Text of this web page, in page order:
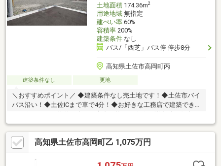
土地面積174.36m2
用途地域無指定
建ぺい率60%
容積率200%
建築条件なし
バス/「西芝」バス停 停歩8分
高知県土佐市高岡町丙
建築条件なし 更地
＼おすすめポイント／ ◆建築条件なし売土地です！◆土佐市バイ
パス沿い！◆土佐ICまで車で4分！◆お好きな工務店で建築できま
ーン相談も無料で承ります♪物件が気になったらお好きなタイミン
グでお気軽にお問い合わせください！資料請求フォームからは24
時間受付中☆ おうちと皆様のご縁を結ぶことが私たちの使命で
す。 皆様にお会いできますことを、心よりお待ち申し上げてお
ります 土地購入をお考えの方に好条件の売地が多数あります。
高知県土佐市高岡町乙 1,075万円